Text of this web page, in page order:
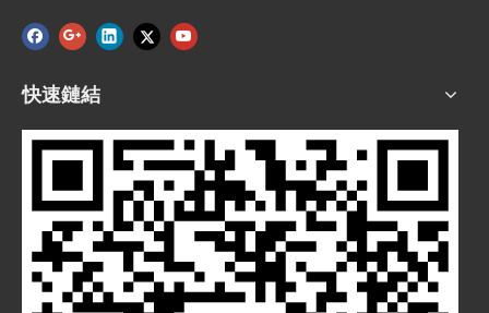
快速鏈結